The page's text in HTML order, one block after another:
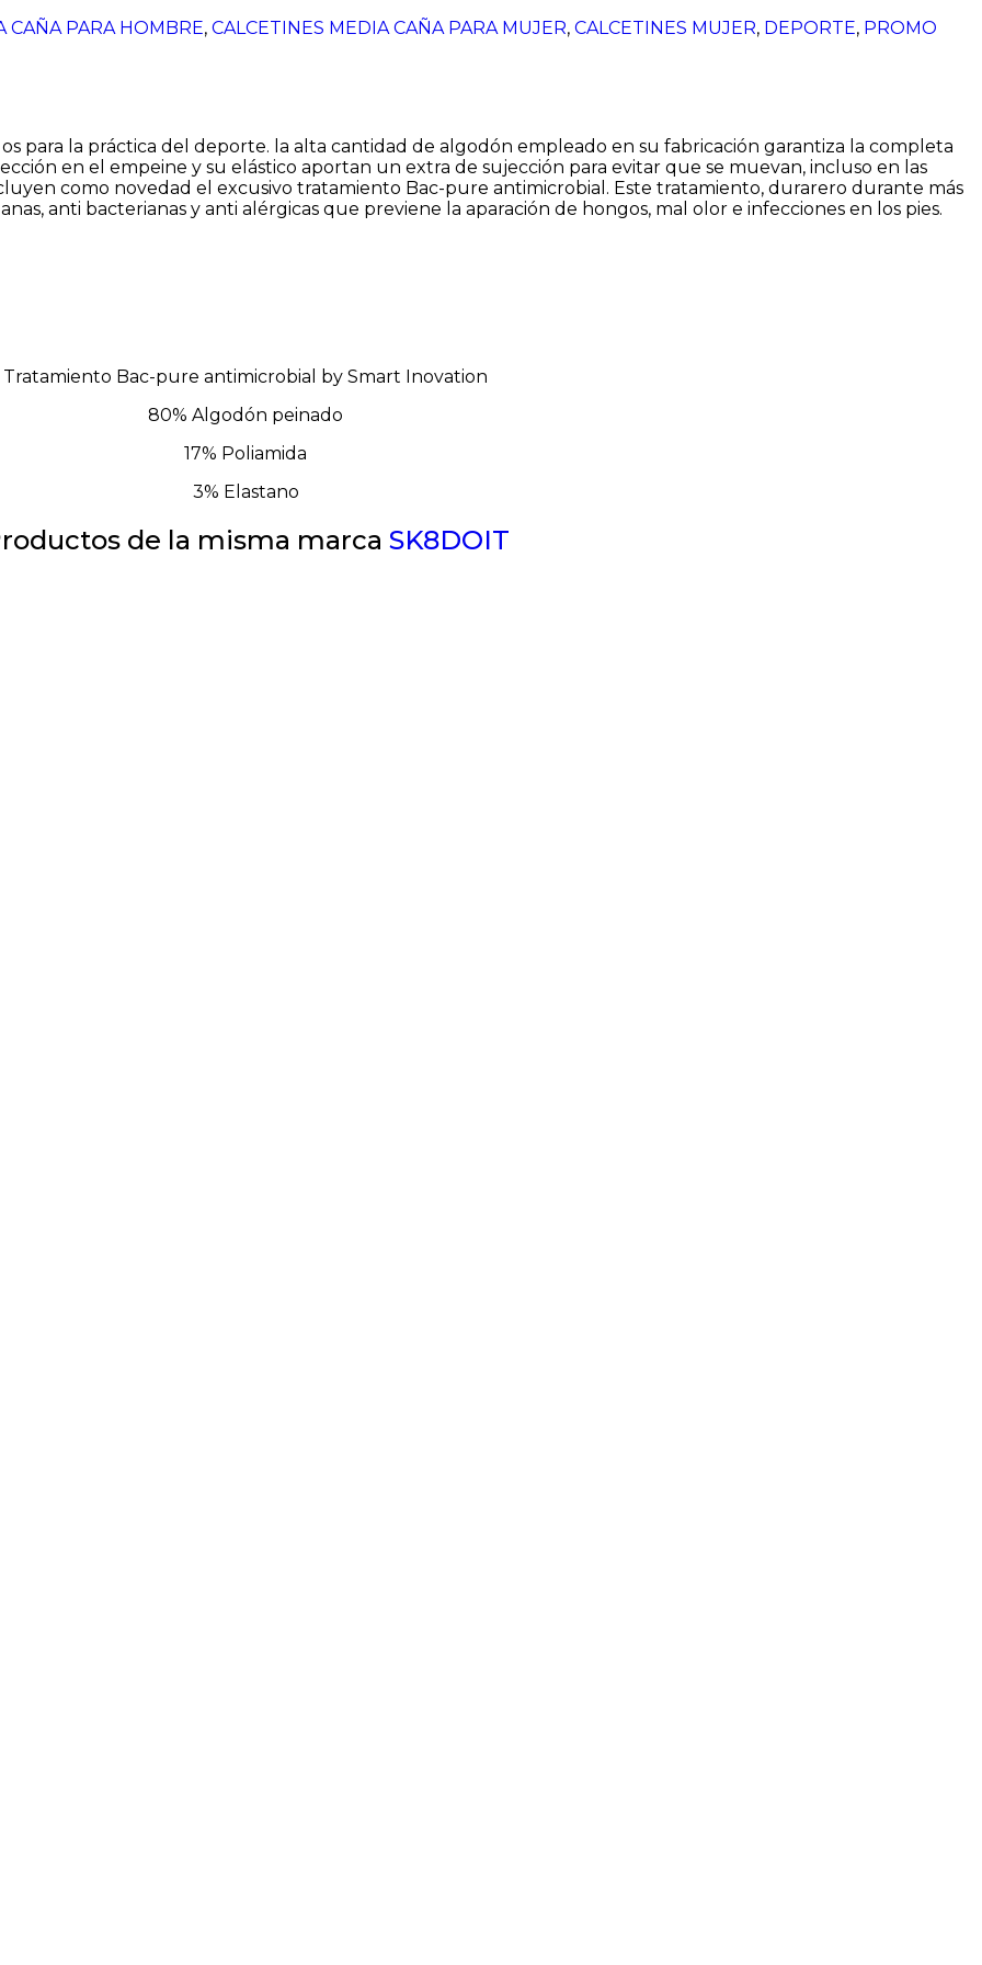
CAÑA PARA HOMBRE, CALCETINES MEDIA CAÑA PARA MUJER, CALCETINES MUJER, DEPORTE, PROMO
para la práctica del deporte. la alta cantidad de algodón empleado en su fabricación garantiza la completa
en el empeine y su elástico aportan un extra de sujección para evitar que se muevan, incluso en las
como novedad el excusivo tratamiento Bac-pure antimicrobial. Este tratamiento, durarero durante más
anti bacterianas y anti alérgicas que previene la aparación de hongos, mal olor e infecciones en los pies.
Tratamiento Bac-pure antimicrobial by Smart Inovation
80% Algodón peinado
17% Poliamida
3% Elastano
de la misma marca SK8DOIT